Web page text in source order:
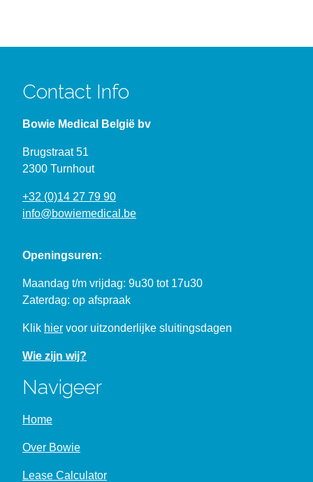
Contact Info
Bowie Medical België bv
Brugstraat 51
2300 Turnhout
+32 (0)14 27 79 90
info@bowiemedical.be
Openingsuren:
Maandag t/m vrijdag: 9u30 tot 17u30
Zaterdag: op afspraak
Klik hier voor uitzonderlijke sluitingsdagen
Wie zijn wij?
Navigeer
Home
Over Bowie
Lease Calculator